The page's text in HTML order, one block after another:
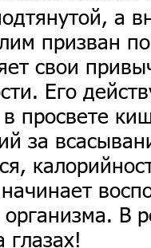
а
призван
свои
Его
просвете
за
В
глазах!